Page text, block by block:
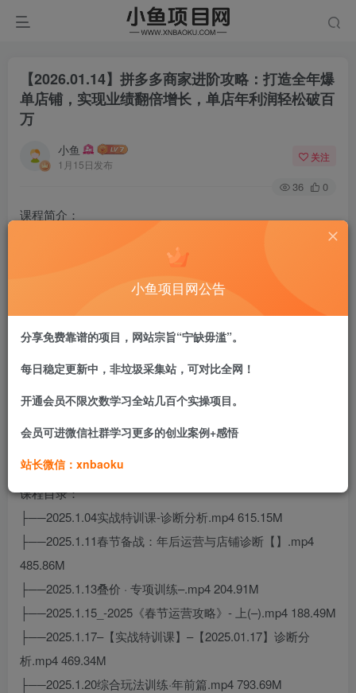
【2026.01.14】拼多多商家进阶攻略：打造全年爆
单店铺，实现业绩翻倍增长，单店年利润轻松破百
万
小鱼
1月15日发布
关注
36 0
课程简介：
新内容，聚焦平台最新规则、玩法与红利窗口。课程通过全
年持续的“实战特训课”与“玩法复盘”形式，系统覆盖了从年初
括：暴力起店手册、高利润强付费/微付费全流程、无限推荐
术，并包含断流急救、数据诊断、财税合规等实战问题解决
方案，旨在帮助商家实时应对平台变化，建立可复制、高盈
课程目录：
├──2025.1.04实战特训课-诊断分析.mp4 615.15M
├──2025.1.11春节备战：年后运营与店铺诊断【】.mp4
485.86M
├──2025.1.13叠价 · 专项训练–.mp4 204.91M
├──2025.1.15_-2025《春节运营攻略》- 上(–).mp4 188.49M
├──2025.1.17–【实战特训课】–【2025.01.17】诊断分
析.mp4 469.34M
├──2025.1.20综合玩法训练·年前篇.mp4 793.69M
小鱼项目网公告
分享免费靠谱的项目，网站宗旨“宁缺毋滥”。
每日稳定更新中，非垃圾采集站，可对比全网！
开通会员不限次数学习全站几百个实操项目。
会员可进微信社群学习更多的创业案例+感悟
站长微信：xnbaoku